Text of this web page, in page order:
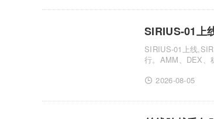
SIRIUS-01上
SIRIUS-01上线,SIRIUS协议矩阵开始加速
行。AMM、DEX、稳定
2026-08-05